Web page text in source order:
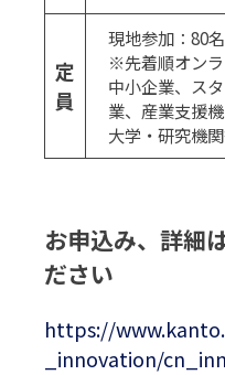
定
員
現地参加：80
※先着順オンラ
中小企業、ス
業、産業支援
大学・研究機関
お申込み、詳細
ださい
https://
_innovation/